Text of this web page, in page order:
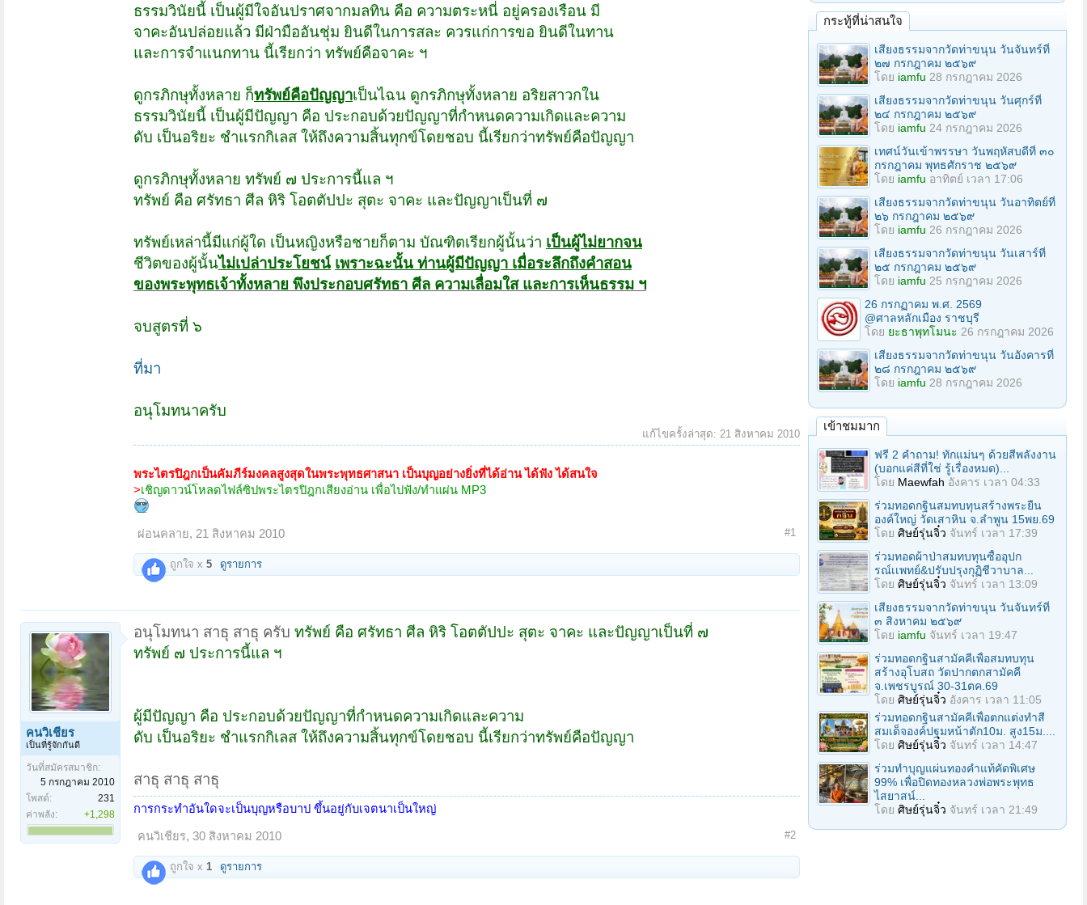
ธรรมวินัยนี้ เป็นผู้มีใจอันปราศจากมลทิน คือ ความตระหนี่ อยู่ครองเรือน มี
จาคะอันปล่อยแล้ว มีฝ่ามืออันชุ่ม ยินดีในการสละ ควรแก่การขอ ยินดีในทาน
และการจำแนกทาน นี้เรียกว่า ทรัพย์คือจาคะ ฯ
ดูกรภิกษุทั้งหลาย ก็ทรัพย์คือปัญญาเป็นไฉน ดูกรภิกษุทั้งหลาย อริยสาวกใน
ธรรมวินัยนี้ เป็นผู้มีปัญญา คือ ประกอบด้วยปัญญาที่กำหนดความเกิดและความ
ดับ เป็นอริยะ ชำแรกกิเลส ให้ถึงความสิ้นทุกข์โดยชอบ นี้เรียกว่าทรัพย์คือปัญญา
ดูกรภิกษุทั้งหลาย ทรัพย์ ๗ ประการนี้แล ฯ
ทรัพย์ คือ ศรัทธา ศีล หิริ โอตตัปปะ สุตะ จาคะ และปัญญาเป็นที่ ๗
ทรัพย์เหล่านี้มีแก่ผู้ใด เป็นหญิงหรือชายก็ตาม บัณฑิตเรียกผู้นั้นว่า เป็นผู้ไม่ยากจน
ชีวิตของผู้นั้นไม่เปล่าประโยชน์ เพราะฉะนั้น ท่านผู้มีปัญญา เมื่อระลึกถึงคำสอน
ของพระพุทธเจ้าทั้งหลาย พึงประกอบศรัทธา ศีล ความเลื่อมใส และการเห็นธรรม ฯ
จบสูตรที่ ๖
ที่มา
อนุโมทนาครับ
แก้ไขครั้งล่าสุด: 21 สิงหาคม 2010
พระไตรปิฎกเป็นคัมภีร์มงคลสูงสุดในพระพุทธศาสนา เป็นบุญอย่างยิ่งที่ได้อ่าน ได้ฟัง ได้สนใจ
>เชิญดาวน์โหลดไฟล์ซิปพระไตรปิฎกเสียงอ่าน เพื่อไปฟัง/ทำแผ่น MP3
ผ่อนคลาย, 21 สิงหาคม 2010 #1
ถูกใจ x 5 ดูรายการ
คนวิเชียร
เป็นที่รู้จักกันดี
วันที่สมัครสมาชิก:
5 กรกฎาคม 2010
โพสต์:
231
ค่าพลัง:
+1,298
อนุโมทนา สาธุ สาธุ ครับ ทรัพย์ คือ ศรัทธา ศีล หิริ โอตตัปปะ สุตะ จาคะ และปัญญาเป็นที่ ๗
ทรัพย์ ๗ ประการนี้แล ฯ
ผู้มีปัญญา คือ ประกอบด้วยปัญญาที่กำหนดความเกิดและความ
ดับ เป็นอริยะ ชำแรกกิเลส ให้ถึงความสิ้นทุกข์โดยชอบ นี้เรียกว่าทรัพย์คือปัญญา
สาธุ สาธุ สาธุ
การกระทำอันใดจะเป็นบุญหรือบาป ขึ้นอยู่กับเจตนาเป็นใหญ่
คนวิเชียร, 30 สิงหาคม 2010 #2
ถูกใจ x 1 ดูรายการ
กระทู้ที่น่าสนใจ
เสียงธรรมจากวัดท่าขนุน วันจันทร์ที่
๒๗ กรกฎาคม ๒๕๖๙
โดย iamfu 28 กรกฎาคม 2026
เสียงธรรมจากวัดท่าขนุน วันศุกร์ที่
๒๔ กรกฎาคม ๒๕๖๙
โดย iamfu 24 กรกฎาคม 2026
เทศน์วันเข้าพรรษา วันพฤหัสบดีที่ ๓๐
กรกฎาคม พุทธศักราช ๒๕๖๙
โดย iamfu อาทิตย์ เวลา 17:06
เสียงธรรมจากวัดท่าขนุน วันอาทิตย์ที่
๒๖ กรกฎาคม ๒๕๖๙
โดย iamfu 26 กรกฎาคม 2026
เสียงธรรมจากวัดท่าขนุน วันเสาร์ที่
๒๕ กรกฎาคม ๒๕๖๙
โดย iamfu 25 กรกฎาคม 2026
26 กรกฏาคม พ.ศ. 2569
@ศาลหลักเมือง ราชบุรี
โดย ยะธาพุทโมนะ 26 กรกฎาคม 2026
เสียงธรรมจากวัดท่าขนุน วันอังคารที่
๒๘ กรกฎาคม ๒๕๖๙
โดย iamfu 28 กรกฎาคม 2026
เข้าชมมาก
ฟรี 2 คำถาม! ทักแม่นๆ ด้วยสีพลังงาน
(บอกแค่สีที่ใช่ รู้เรื่องหมด)...
โดย Maewfah อังคาร เวลา 04:33
ร่วมทอดกฐินสมทบทุนสร้างพระยืน
องค์ใหญ่ วัดเสาหิน จ.ลําพูน 15พย.69
โดย ศิษย์รุ่นจิ๋ว จันทร์ เวลา 17:39
ร่วมทอดผ้าป่าสมทบทุนซื้ออุปก
รณ์เเพทย์&ปรับปรุงกุฏิชีวาบาล...
โดย ศิษย์รุ่นจิ๋ว จันทร์ เวลา 13:09
เสียงธรรมจากวัดท่าขนุน วันจันทร์ที่
๓ สิงหาคม ๒๕๖๙
โดย iamfu จันทร์ เวลา 19:47
ร่วมทอดกฐินสามัคคีเพื่อสมทบทุน
สร้างอุโบสถ วัดปากตกสามัคคี
จ.เพชรบูรณ์ 30-31ตค.69
โดย ศิษย์รุ่นจิ๋ว อังคาร เวลา 11:05
ร่วมทอดกฐินสามัคคีเพื่อตกแต่งทำสี
สมเด็จองค์ปฐมหน้าตัก10ม. สูง15ม....
โดย ศิษย์รุ่นจิ๋ว จันทร์ เวลา 14:47
ร่วมทําบุญแผ่นทองคำแท้คัดพิเศษ
99% เพื่อปิดทองหลวงพ่อพระพุทธ
ไสยาสน์...
โดย ศิษย์รุ่นจิ๋ว จันทร์ เวลา 21:49